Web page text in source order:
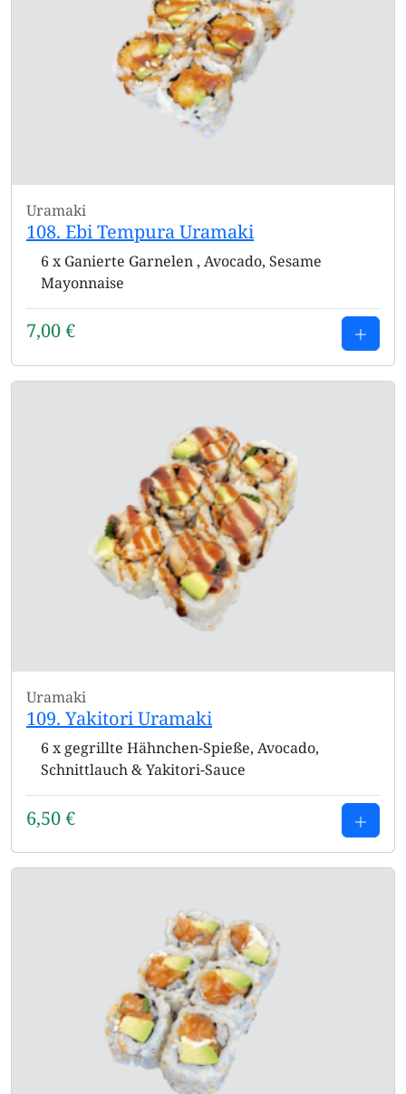
Uramaki
108. Ebi Tempura Uramaki
6 x Ganierte Garnelen , Avocado, Sesame
Mayonnaise
7,00€
Uramaki
109. Yakitori Uramaki
6 x gegrillte Hähnchen-Spieße, Avocado,
Schnittlauch & Yakitori-Sauce
6,50€